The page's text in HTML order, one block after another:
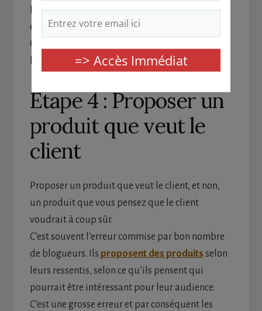
De cette manière, vous pouvez être sûr, leur
engagement sera total.
C’est ce point-là que nous développerons dans
la prochaine étape.
Étape 4 : Proposer un
produit que veut le
client
Proposer un produit que veut le client, et non,
un produit que vous pensez que le client
voudrait à coup sûr.
C’est souvent l’erreur commise par bon nombre
de blogueurs. Ils proposent des produits selon
leurs ressentis, selon ce qu’ils pensent qui
pourrait être intéressant pour leur audience.
C’est une grosse erreur et par conséquent les